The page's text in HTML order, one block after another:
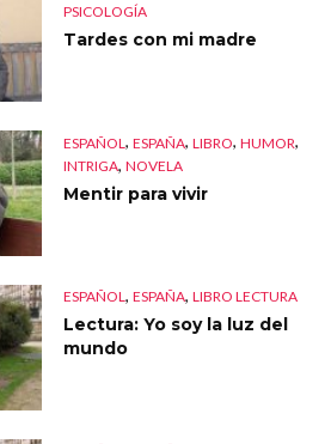
PSICOLOGÍA
Tardes con mi madre
ESPAÑOL , ESPAÑA, LIBRO, HUMOR,
INTRIGA, NOVELA
Mentir para vivir
ESPAÑOL, ESPAÑA, LIBRO LECTURA
Lectura: Yo soy la luz del
mundo